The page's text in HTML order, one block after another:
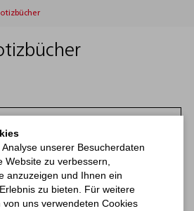
Haftnotizen Print-Werbemittel
unserer Besucherdaten
zu verbessern,
anzuzeigen und Ihnen ein
zu bieten. Für weitere
uns verwendeten Cookies